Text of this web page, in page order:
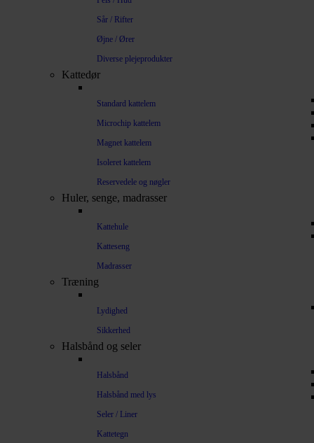
Sår / Rifter
Øjne / Ører
Diverse plejeprodukter
Kattedør
Standard kattelem
Microchip kattelem
Magnet kattelem
Isoleret kattelem
Reservedele og nøgler
Huler, senge, madrasser
Kattehule
Katteseng
Madrasser
Træning
Lydighed
Sikkerhed
Halsbånd og seler
Halsbånd
Halsbånd med lys
Seler / Liner
Kattetegn